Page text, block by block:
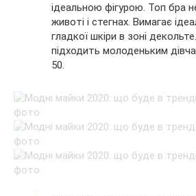
ідеальною фігурою. Топ бра
животі і стегнах. Вимагає
гладкої шкіри в зоні
підходить молоденьким
50.